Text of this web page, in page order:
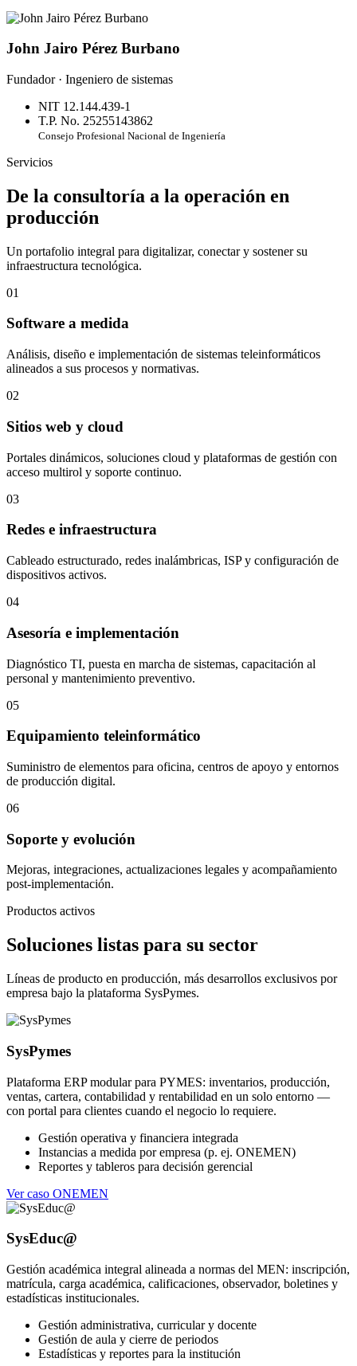
John Jairo Pérez Burbano
Fundador · Ingeniero de sistemas
NIT 12.144.439-1
T.P. No. 25255143862
Consejo Profesional Nacional de Ingeniería
Servicios
De la consultoría a la operación en
producción
Un portafolio integral para digitalizar, conectar y sostener su
infraestructura tecnológica.
01
Software a medida
Análisis, diseño e implementación de sistemas teleinformáticos
alineados a sus procesos y normativas.
02
Sitios web y cloud
Portales dinámicos, soluciones cloud y plataformas de gestión con
acceso multirol y soporte continuo.
03
Redes e infraestructura
Cableado estructurado, redes inalámbricas, ISP y configuración de
dispositivos activos.
04
Asesoría e implementación
Diagnóstico TI, puesta en marcha de sistemas, capacitación al
personal y mantenimiento preventivo.
05
Equipamiento teleinformático
Suministro de elementos para oficina, centros de apoyo y entornos
de producción digital.
06
Soporte y evolución
Mejoras, integraciones, actualizaciones legales y acompañamiento
post-implementación.
Productos activos
Soluciones listas para su sector
Líneas de producto en producción, más desarrollos exclusivos por
empresa bajo la plataforma SysPymes.
SysPymes
Plataforma ERP modular para PYMES: inventarios, producción,
ventas, cartera, contabilidad y rentabilidad en un solo entorno —
con portal para clientes cuando el negocio lo requiere.
Gestión operativa y financiera integrada
Instancias a medida por empresa (p. ej. ONEMEN)
Reportes y tableros para decisión gerencial
Ver caso ONEMEN
SysEduc@
Gestión académica integral alineada a normas del MEN: inscripción,
matrícula, carga académica, calificaciones, observador, boletines y
estadísticas institucionales.
Gestión administrativa, curricular y docente
Gestión de aula y cierre de periodos
Estadísticas y reportes para la institución